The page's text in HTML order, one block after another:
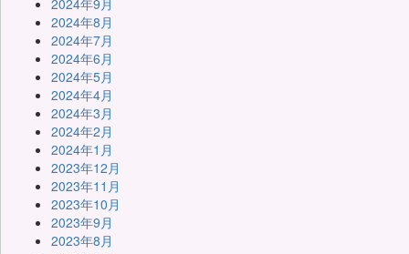
2024年9月
2024年8月
2024年7月
2024年6月
2024年5月
2024年4月
2024年3月
2024年2月
2024年1月
2023年12月
2023年11月
2023年10月
2023年9月
2023年8月